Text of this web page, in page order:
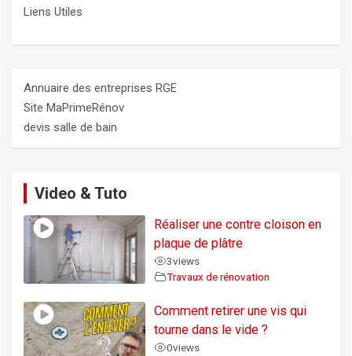
Liens Utiles
Annuaire des entreprises RGE
Site MaPrimeRénov
devis salle de bain
Video & Tuto
Réaliser une contre cloison en
plaque de plâtre
3views
Travaux de rénovation
Comment retirer une vis qui
tourne dans le vide ?
0views